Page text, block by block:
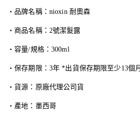
・品牌名稱：nioxin 耐奧森
・商品名稱：2號潔髮露
・容量/規格：300ml
・保存期限：3年 *出貨保存期限至少13個
・貨源：原廠代理公司貨
・產地：墨西哥